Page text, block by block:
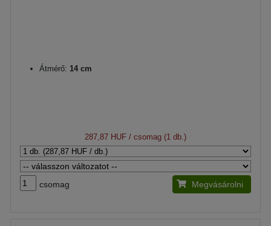
Átmérő: 14 cm
287,87 HUF / csomag (1 db.)
csomag Megvásárolni